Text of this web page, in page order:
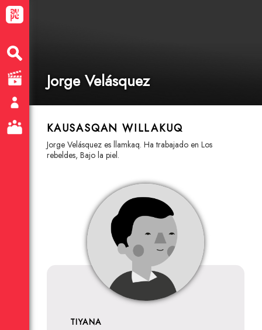
Jorge Velásquez
KAUSASQAN WILLAKUQ
Jorge Velásquez es llamkaq. Ha trabajado en Los
rebeldes, Bajo la piel.
TIYANA